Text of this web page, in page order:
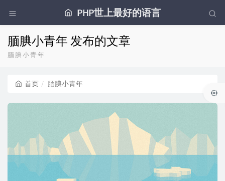
PHP世上最好的语言
腼腆小青年 发布的文章
腼腆小青年
首页 腼腆小青年